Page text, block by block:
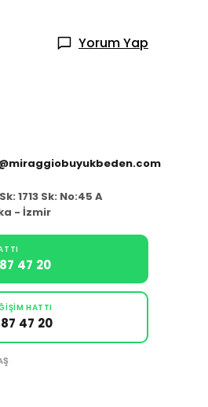
Yorum Yap
1713 Sk: No:45 A
- İzmir
47 20
HATTI
47 20